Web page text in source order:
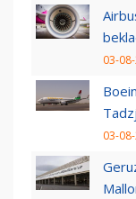
03-
03-